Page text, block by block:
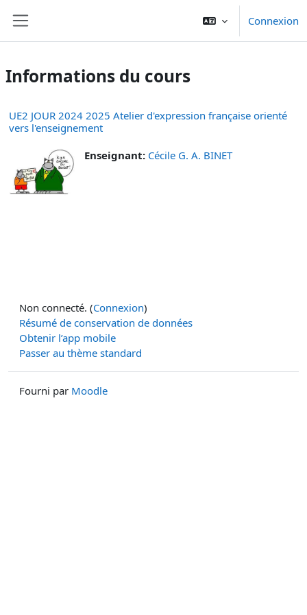
Connexion
Informations du cours
UE2 JOUR 2024 2025 Atelier d'expression française orienté
vers l'enseignement
Enseignant: Cécile G. A. BINET
Non connecté. (Connexion)
Résumé de conservation de données
Obtenir l’app mobile
Passer au thème standard
Fourni par Moodle